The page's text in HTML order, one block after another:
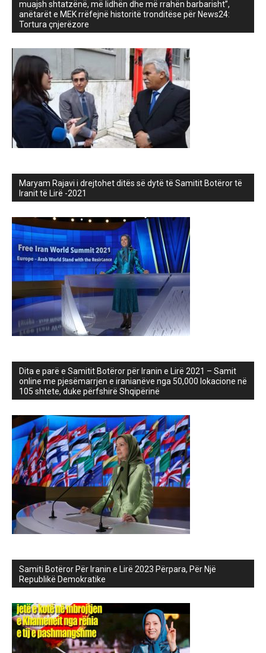
muajsh shtatzënë, më lidhën dhe më rrahën barbarisht”,
anëtarët e MEK rrëfejnë historitë tronditëse për News24:
Tortura çnjerëzore
Maryam Rajavi i drejtohet ditës së dytë të Samitit Botëror të
Iranit të Lirë -2021
Dita e parë e Samitit Botëror për Iranin e Lirë 2021 – Samit
online me pjesëmarrjen e iranianëve nga 50,000 lokacione në
105 shtete, duke përfshirë Shqipërinë
Samiti Botëror Për Iranin e Lirë 2023 Përpara, Për Një
Republikë Demokratike